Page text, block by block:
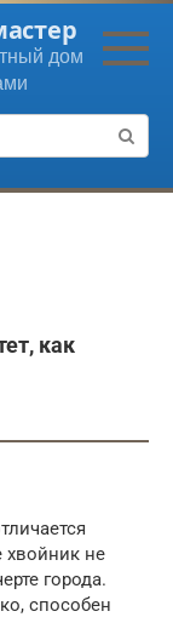
дом
как
хвойник не
города.
способен